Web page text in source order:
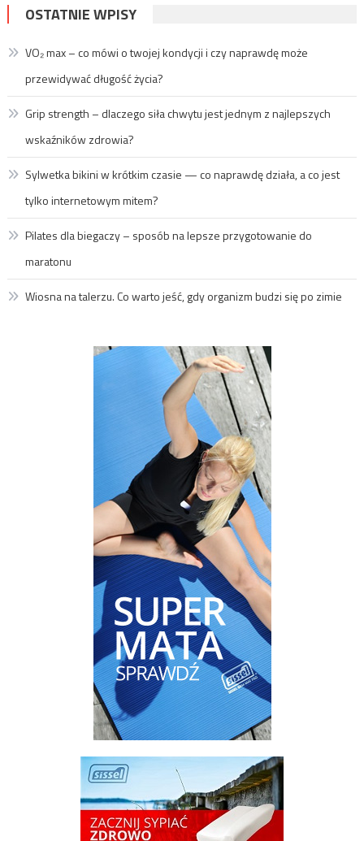
OSTATNIE WPISY
VO₂ max – co mówi o twojej kondycji i czy naprawdę może
przewidywać długość życia?
Grip strength – dlaczego siła chwytu jest jednym z najlepszych
wskaźników zdrowia?
Sylwetka bikini w krótkim czasie — co naprawdę działa, a co jest
tylko internetowym mitem?
Pilates dla biegaczy – sposób na lepsze przygotowanie do
maratonu
Wiosna na talerzu. Co warto jeść, gdy organizm budzi się po zimie